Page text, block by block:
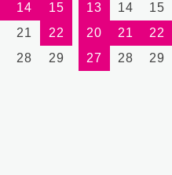
14
15
21
22
28
29
13
14 15
20
21 22
27
28 29